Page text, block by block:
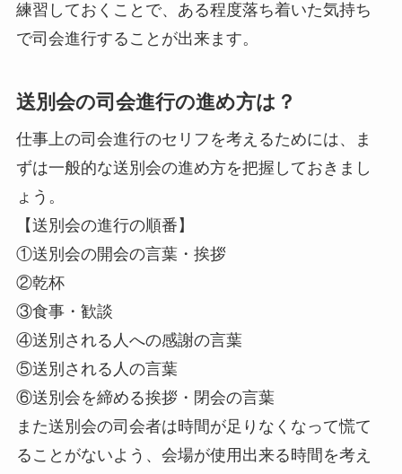
練習しておくことで、ある程度落ち着いた気持ち
で司会進行することが出来ます。
送別会の司会進行の進め方は？
仕事上の司会進行のセリフを考えるためには、ま
ずは一般的な送別会の進め方を把握しておきまし
ょう。
【送別会の進行の順番】
①送別会の開会の言葉・挨拶
②乾杯
③食事・歓談
④送別される人への感謝の言葉
⑤送別される人の言葉
⑥送別会を締める挨拶・閉会の言葉
また送別会の司会者は時間が足りなくなって慌て
ることがないよう、会場が使用出来る時間を考え